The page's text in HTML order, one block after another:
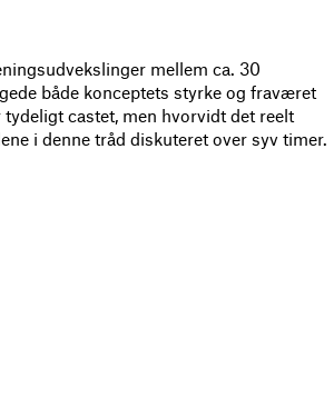
mellem ca. 30
både konceptets styrke og fraværet
tydeligt castet, men hvorvidt det reelt
i denne tråd diskuteret over syv timer.